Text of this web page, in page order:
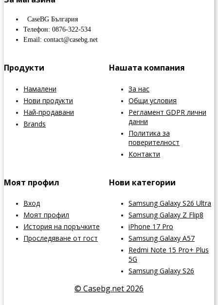
CaseBG България
Телефон: 0876-322-534
Email: contact@casebg.net
Продукти
Намалени
Нови продукти
Най-продавани
Brands
Нашата компания
За нас
Общи условия
Регламент GDPR лични
данни
Политика за
поверителност
Контакти
Моят профил
Вход
Моят профил
История на поръчките
Проследяване от гост
Нови категории
Samsung Galaxy S26 Ultra
Samsung Galaxy Z Flip8
iPhone 17 Pro
Samsung Galaxy A57
Redmi Note 15 Pro+ Plus
5G
Samsung Galaxy S26
© Casebg.net 2026